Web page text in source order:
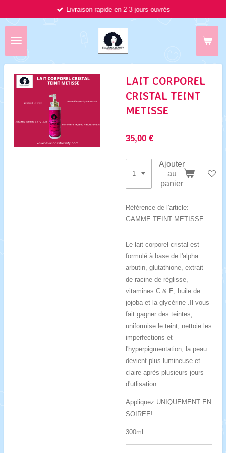
principal
Livraison rapide en 2-3 jours ouvrés
LAIT CORPOREL
CRISTAL TEINT
METISSE
35,00 €
Ajouter
au
panier
Référence de l'article:
GAMME TEINT METISSE
Le lait corporel cristal est
formulé à base de l'alpha
arbutin, glutathione, extrait
de racine de réglisse,
vitamines C & E, huile de
jojoba et la glycérine .Il vous
fait gagner des teintes,
uniformise le teint, nettoie les
imperfections et
l'hyperpigmentation, la peau
devient plus lumineuse et
claire après plusieurs jours
d'utlisation.
Appliquez UNIQUEMENT EN
SOIREE!
300ml